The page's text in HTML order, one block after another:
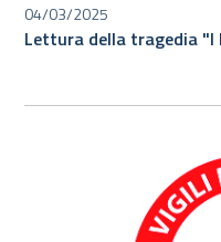
04/03/2025
Lettura della tragedia "I